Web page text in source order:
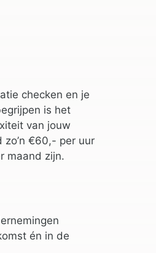
checken en je
is het
van jouw
€60,- per uur
maand zijn.
én in de